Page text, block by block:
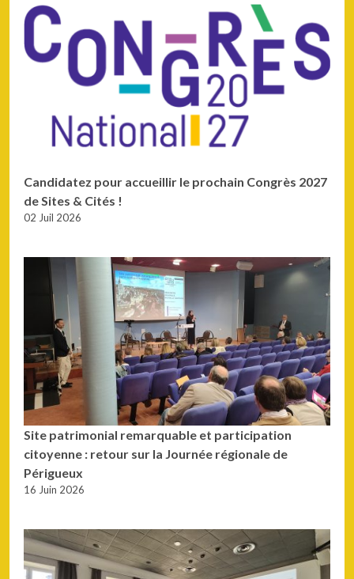
Candidatez pour accueillir le prochain Congrès 2027
de Sites & Cités !
02 Juil 2026
Site patrimonial remarquable et participation
citoyenne : retour sur la Journée régionale de
Périgueux
16 Juin 2026